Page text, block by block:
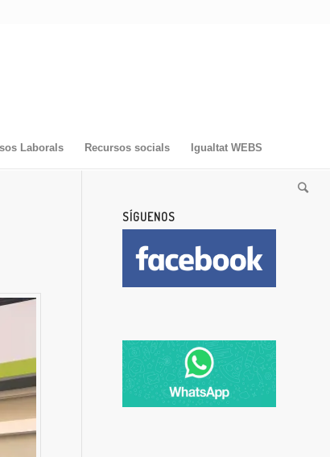
Laborals Recursos socials Igualtat WEBS
SÍGUENOS